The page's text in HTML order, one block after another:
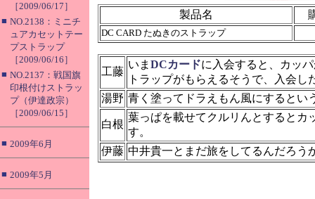
［2009/06/17］
■ NO.2138：ミニチ
ュアカセットテー
プストラップ
［2009/06/16］
■ NO.2137：戦国旗
印根付けストラッ
プ（伊達政宗）
［2009/06/15］
■ 2009年6月
■ 2009年5月
製品名
DC CARD たぬきのストラップ
工藤
いま DCカードに入会すると、カッ
トラップがもらえるそうで、入会し
湯野 青く塗ってドラえもん風にするとい
白根
葉っぱを載せてクルリんとするとカ
す。
伊藤 中井貴一とまだ旅をしてるんだろう